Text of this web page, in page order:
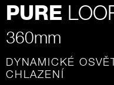
PURE
360mm
DYNAMICKÉ
CHLAZENÍ